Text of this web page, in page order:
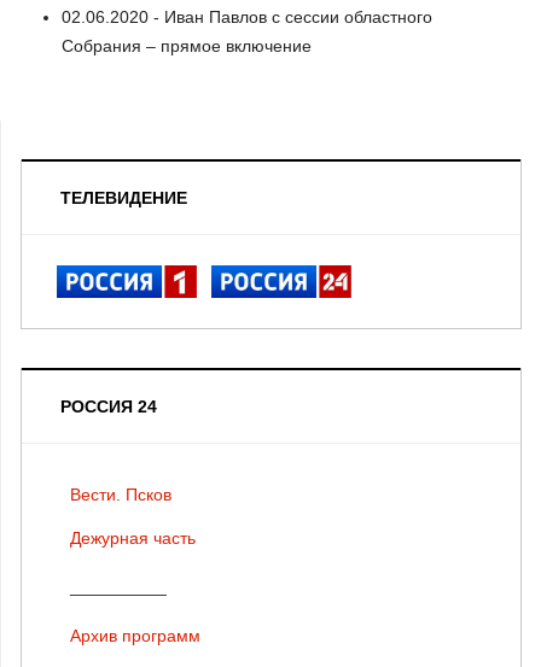
02.06.2020 - Иван Павлов с сессии областного
Собрания – прямое включение
ТЕЛЕВИДЕНИЕ
РОССИЯ 24
Вести. Псков
Дежурная часть
Архив программ